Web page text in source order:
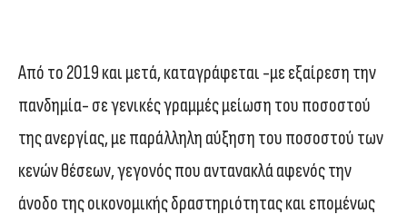
Από το 2019 και μετά, καταγράφεται -με εξαίρεση την
πανδημία- σε γενικές γραμμές μείωση του ποσοστού
της ανεργίας, με παράλληλη αύξηση του ποσοστού των
κενών θέσεων, γεγονός που αντανακλά αφενός την
άνοδο της οικονομικής δραστηριότητας και επομένως